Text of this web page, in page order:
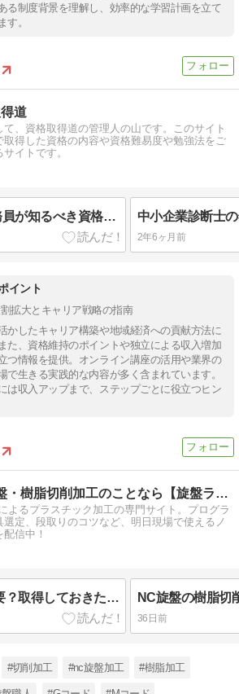
る制度背景を理解し、効率的な学習計画を立て
す。
道
て、資格取得道の管理人の山です。このサイト
取得した資格の内容や資格難易度や勉強法をご
イトです。
中小企業診断士 公務員が知るべき資格の未来: 2024年最新動向とキャリアへの影響
2年6ヶ月前
イント
拡大とキャリア戦略の指南
かしたキャリア構築や地域経済への貢献方法に
た、資格維持のポイントや独立による収入増加
つ情報を提供。オンライン講座の活用や業界の
で生きる実践的な内容が多く含まれています。
は収入アップまで、ステップごとに役立つヒン
NC旋盤・樹脂切削加工のことなら【旋盤ラボ】
よるプラスチック加工の専門サイト。プログラ
選定、段取りのコツなど、明日現場で使えるノ
信中！
NC旋盤に資格は必要？取得しておきたい資格一覧とおすすめの順番を現場経験者が解説
36日前
#切削加工 #nc旋盤加工 #樹脂加工